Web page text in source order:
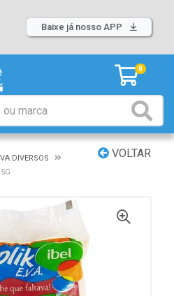
Baixe já nosso APP
0
VOLTAR
DIVERSOS